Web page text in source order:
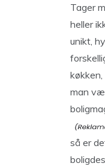
Tager
heller
unikt,
man
så er